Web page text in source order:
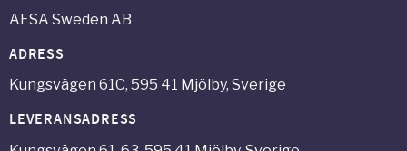
AFSA Sweden AB
ADRESS
Kungsvägen 61C, 595 41 Mjölby, Sverige
LEVERANSADRESS